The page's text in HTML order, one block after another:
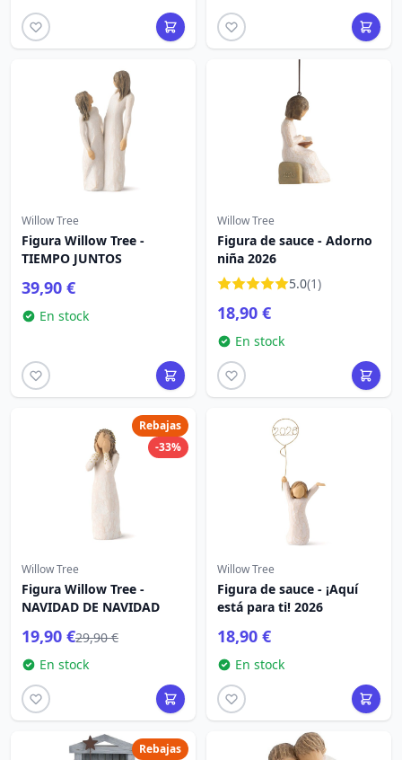
Willow Tree
Figura Willow Tree -
TIEMPO JUNTOS
39,90 €
En stock
Willow Tree
Figura de sauce - Adorno
niña 2026
5.0(1)
18,90 €
En stock
Rebajas
-33%
Willow Tree
Figura Willow Tree -
NAVIDAD DE NAVIDAD
19,90 €29,90 €
En stock
Willow Tree
Figura de sauce - ¡Aquí
está para ti! 2026
18,90 €
En stock
Rebajas